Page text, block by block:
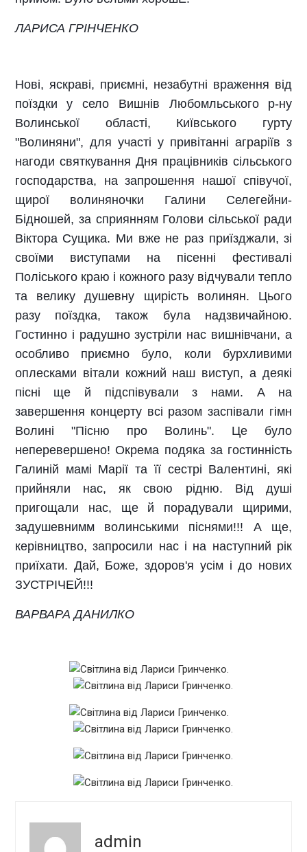
ЛАРИСА ГРІНЧЕНКО
Нові, яскраві, приємні, незабутні враження від
поїздки у село Вишнів Любомльського р-ну
Волинської області, Київського гурту
"Волиняни", для участі у привітанні аграріїв з
нагоди святкування Дня працівників сільського
господарства, на запрошення нашої співучої,
щирої волиняночки Галини Селегейни-
Бідношей, за сприянням Голови сільської ради
Віктора Сущика. Ми вже не раз приїзджали, зі
своїми виступами на пісенні фестивалі
Поліського краю і кожного разу відчувалитепло
та велику душевну щирість волинян. Цього
разу поїздка, також була надзвичайною.
Гостинно і радушно зустріли нас вишнівчани, а
особливо приємно було, коли бурхливими
оплесками вітали кожний наш виступ, а деякі
пісні ще й підспівували з нами. А на
завершення концерту всі разом заспівали гімн
Волині "Пісню про Волинь". Це було
неперевершено! Окрема подяка за гостинність
Галиній мамі Марії та її сестрі Валентині, які
прийняли нас, як свою рідню. Від душі
пригощали нас, ще й порадували щирими,
задушевнимм волинськими піснями!!! А ще,
керівництво, запросили нас і на наступний рік
приїхати. Дай, Боже, здоров'я усім і до нових
ЗУСТРІЧЕЙ!!!
ВАРВАРА ДАНИЛКО
admin